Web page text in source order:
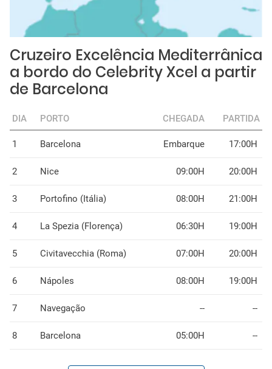
Cruzeiro Excelência Mediterrânica
a bordo do Celebrity Xcel a partir
de Barcelona
DIA PORTO CHEGADA PARTIDA
1 Barcelona Embarque 17:00H
2 Nice 09:00H 20:00H
3 Portofino (Itália) 08:00H 21:00H
4 La Spezia (Florença) 06:30H 19:00H
5 Civitavecchia (Roma) 07:00H 20:00H
6 Nápoles 08:00H 19:00H
7 Navegação -- --
8 Barcelona 05:00H --